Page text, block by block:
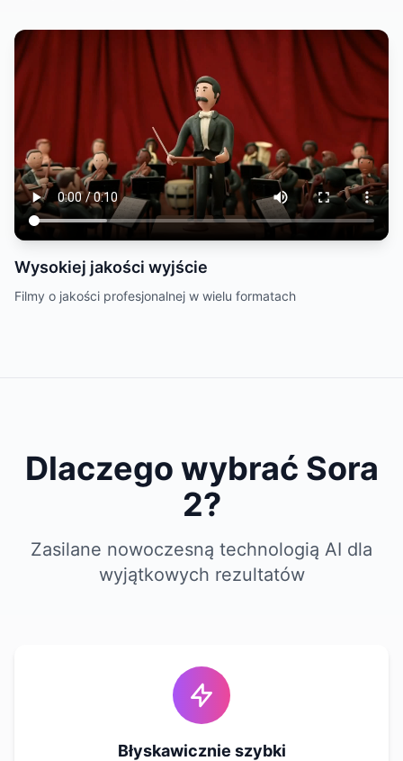
Wysokiej jakości wyjście
Filmy o jakości profesjonalnej w wielu formatach
Dlaczego wybrać Sora
2?
Zasilane nowoczesną technologią AI dla
wyjątkowych rezultatów
Błyskawicznie szybki